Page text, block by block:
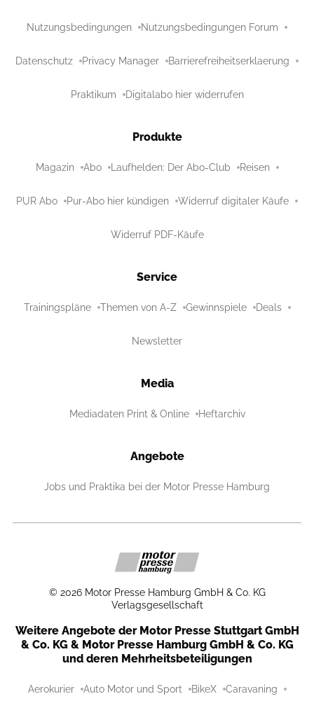
Nutzungsbedingungen Nutzungsbedingungen Forum
Datenschutz Privacy Manager Barrierefreiheitserklaerung
Praktikum Digitalabo hier widerrufen
Produkte
Magazin Abo Laufhelden: Der Abo-Club Reisen
PUR Abo Pur-Abo hier kündigen Widerruf digitaler Käufe
Widerruf PDF-Käufe
Service
Trainingspläne Themen von A-Z Gewinnspiele Deals
Newsletter
Media
Mediadaten Print & Online Heftarchiv
Angebote
Jobs und Praktika bei der Motor Presse Hamburg
© 2026 Motor Presse Hamburg GmbH & Co. KG
Verlagsgesellschaft
Weitere Angebote der Motor Presse Stuttgart GmbH
& Co. KG & Motor Presse Hamburg GmbH & Co. KG
und deren Mehrheitsbeteiligungen
Aerokurier Auto Motor und Sport BikeX Caravaning